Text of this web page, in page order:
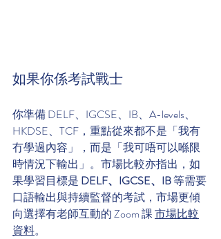
如果你係考試戰士
你準備 DELF、IGCSE、IB、A-levels、
HKDSE、TCF，重點從來都不是「我有
冇學過內容」，而是「我可唔可以喺限
時情況下輸出」。市場比較亦指出，如
果學習目標是 DELF、IGCSE、IB 等需要
口語輸出與持續監督的考試，市場更傾
向選擇有老師互動的 Zoom 課 市場比較
資料。